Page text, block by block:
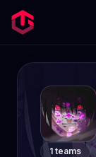
1 teams